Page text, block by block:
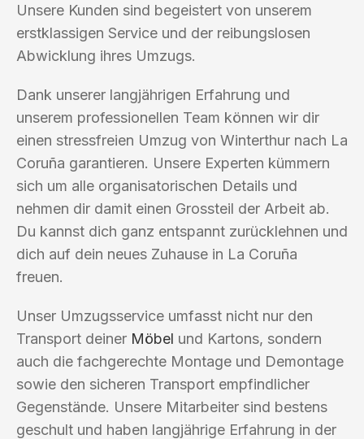
Unsere Kunden sind begeistert von unserem
erstklassigen Service und der reibungslosen
Abwicklung ihres Umzugs.
Dank unserer langjährigen Erfahrung und
unserem professionellen Team können wir dir
einen stressfreien Umzug von Winterthur nach La
Coruña garantieren. Unsere Experten kümmern
sich um alle organisatorischen Details und
nehmen dir damit einen Grossteil der Arbeit ab.
Du kannst dich ganz entspannt zurücklehnen und
dich auf dein neues Zuhause in La Coruña
freuen.
Unser Umzugsservice umfasst nicht nur den
Transport deiner Möbel und Kartons, sondern
auch die fachgerechte Montage und Demontage
sowie den sicheren Transport empfindlicher
Gegenstände. Unsere Mitarbeiter sind bestens
geschult und haben langjährige Erfahrung in der